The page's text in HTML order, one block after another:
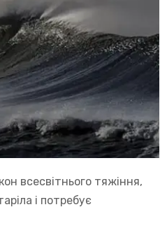
всесвітнього тяжіння,
і потребує